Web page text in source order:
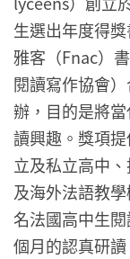
生選出年度得
雅客（Fnac）
閱讀寫作協會
辦，目的是將
讀興趣。獎項
立及私立高中
及海外法語教
名法國高中生
個月的認真研